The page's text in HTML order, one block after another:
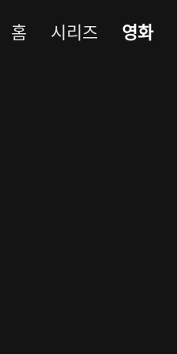
홈 시리즈 영화